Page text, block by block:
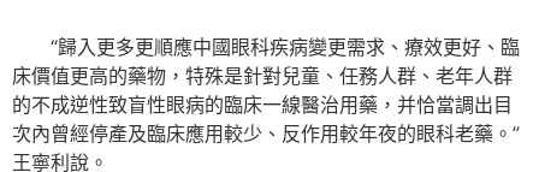
“歸入更多更順應中國眼科疾病變更需求、療效更好、臨
床價值更高的藥物，特殊是針對兒童、任務人群、老年人群
的不成逆性致盲性眼病的臨床一線醫治用藥，并恰當調出目
次內曾經停產及臨床應用較少、反作用較年夜的眼科老藥。”
王寧利說。